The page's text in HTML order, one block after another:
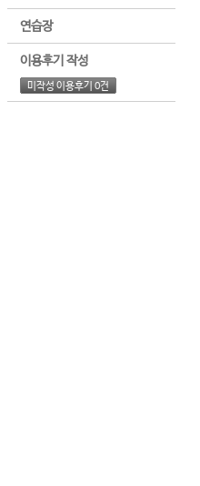
연습장
이용후기 작성
미작성 이용후기 0건